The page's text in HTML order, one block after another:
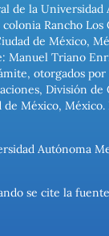
de la
Rancho
de México,
Triano
otorgados
División de
de México,
Autónoma
se cite la